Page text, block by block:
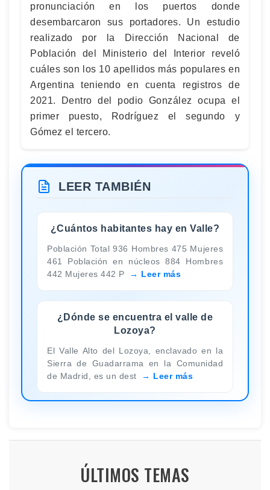
pronunciación en los puertos donde
desembarcaron sus portadores. Un estudio
realizado por la Dirección Nacional de
Población del Ministerio del Interior reveló
cuáles son los 10 apellidos más populares en
Argentina teniendo en cuenta registros de
2021. Dentro del podio González ocupa el
primer puesto, Rodríguez el segundo y
Gómez el tercero.
LEER TAMBIÉN
¿Cuántos habitantes hay en Valle?
Población Total 936 Hombres 475 Mujeres
461 Población en núcleos 884 Hombres
442 Mujeres 442 P
Leer más
¿Dónde se encuentra el valle de
Lozoya?
El Valle Alto del Lozoya, enclavado en la
Sierra de Guadarrama en la Comunidad
de Madrid, es un dest
Leer más
ÚLTIMOS TEMAS